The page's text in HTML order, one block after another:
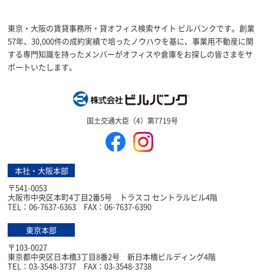
東京・大阪の賃貸事務所・貸オフィス検索サイト ビルバンクです。創業
57年、30,000件の成約実績で培ったノウハウを基に、事業用不動産に関
する専門知識を持ったメンバーがオフィスや倉庫をお探しの皆さまをサ
ポートいたします。
国土交通大臣（4）第7719号
本社・大阪本部
〒541-0053
大阪市中央区本町4丁目2番5号 トラスコ セントラルビル4階
TEL：06-7637-6363 FAX：06-7637-6390
東京本部
〒103-0027
東京都中央区日本橋3丁目8番2号 新日本橋ビルディング4階
TEL：03-3548-3737 FAX：03-3548-3738